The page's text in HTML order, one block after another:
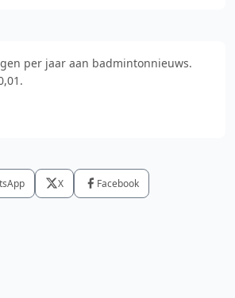
per jaar aan badmintonnieuws.
X Facebook